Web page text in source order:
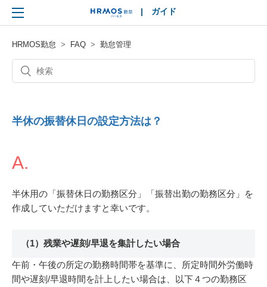
HRMOS
| ガイド
HRMOS勤怠 FAQ 勤怠管理
半休の振替休日の設定方法は？
A.
半休用の「振替休日の勤務区分」「振替出勤の勤務区分」を
作成していただけますと幸いです。
（1）残業や遅刻/早退を集計したい場合
午前・午後の所定の勤務時間帯を基準に、所定時間外労働時
間や遅刻/早退時間を計上したい場合は、以下４つの勤務区